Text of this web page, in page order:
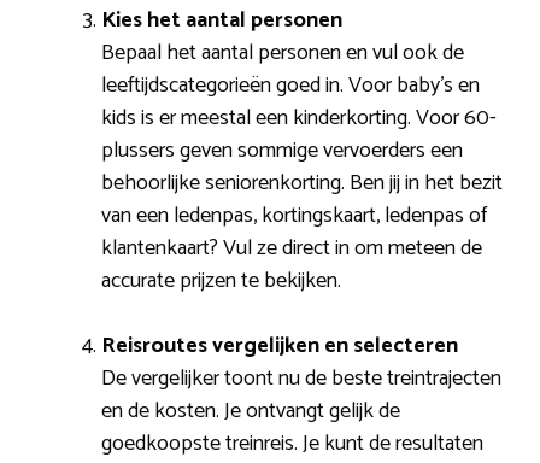
Kies het aantal personen
Bepaal het aantal personen en vul ook de
leeftijdscategorieën goed in. Voor baby’s en
kids is er meestal een kinderkorting. Voor 60-
plussers geven sommige vervoerders een
behoorlijke seniorenkorting. Ben jij in het bezit
van een ledenpas, kortingskaart, ledenpas of
klantenkaart? Vul ze direct in om meteen de
accurate prijzen te bekijken.
Reisroutes vergelijken en selecteren
De vergelijker toont nu de beste treintrajecten
en de kosten. Je ontvangt gelijk de
goedkoopste treinreis. Je kunt de resultaten